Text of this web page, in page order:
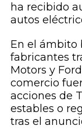
ha recibido
autos
En el ámbito
fabricantes
Motors y
comercio
acciones de
estables o
tras el